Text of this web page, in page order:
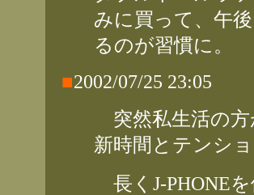
みに買って、午
るのが習慣に。
■2002/07/25 23:05
突然私生活の方
新時間とテンシ
長くJ-PHONE